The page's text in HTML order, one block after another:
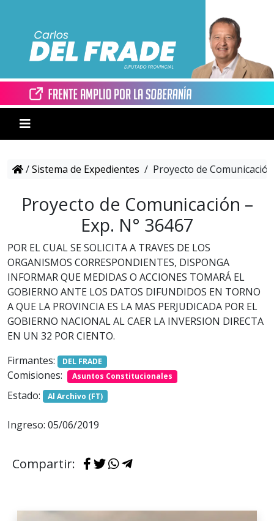
/Sistema de Expedientes / Proyecto de
Proyecto de Comunicación –
Exp. N° 36467
POR EL CUAL SE SOLICITA A TRAVES DE LOS
ORGANISMOS CORRESPONDIENTES, DISPONGA
INFORMAR QUE MEDIDAS O ACCIONES TOMARÁ EL
GOBIERNO ANTE LOS DATOS DIFUNDIDOS EN TORNO
A QUE LA PROVINCIA ES LA MAS PERJUDICADA POR EL
GOBIERNO NACIONAL AL CAER LA INVERSION DIRECTA
EN UN 32 POR CIENTO.
Firmantes:
DEL FRADE
Comisiones: Asuntos Constitucionales
Estado: Al Archivo (FT)
Ingreso: 05/06/2019
Compartir: